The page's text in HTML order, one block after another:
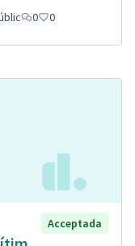
0 0
Acceptada